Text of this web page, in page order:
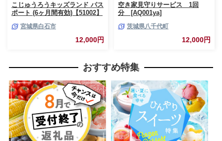
こじゅうろうキッズランド パス
ポート (6ヶ月間有効)【51002】
宮城県白石市
12,000円
空き家見守りサービス 1回
分 [AQ001ya]
茨城県八千代町
12,000円
おすすめ特集